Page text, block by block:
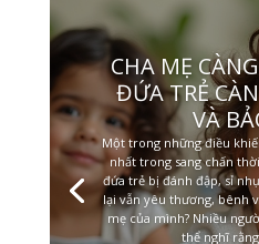
CHA MẸ
ĐỨA TRẺ
VÀ
Một trong những điều
nhất trong sang chấn
đứa trẻ bị đánh đập, sỉ
lại vẫn yêu thương, bênh
mẹ của mình? Nhiều
thể nghĩ